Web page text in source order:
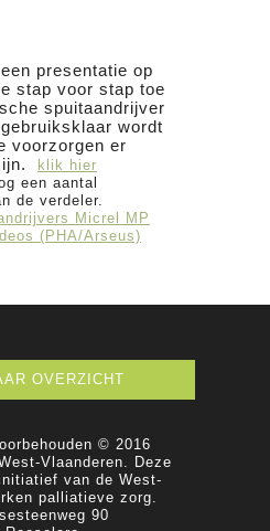
presentatie op
stap voor stap toe
spuitaandrijver
wordt
voorzorgen er
klik hier
een aantal
de verdeler.
Micrel MP
(PHA/Arseus)
OVERZICHT
© 2016
Vlaanderen. Deze
van de West-
palliatieve zorg.
90